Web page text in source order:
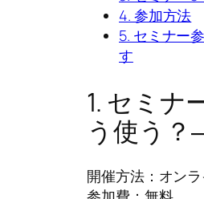
4. 参加方法
5. セミナー
す
1. セミナ
う使う
開催方法：オン